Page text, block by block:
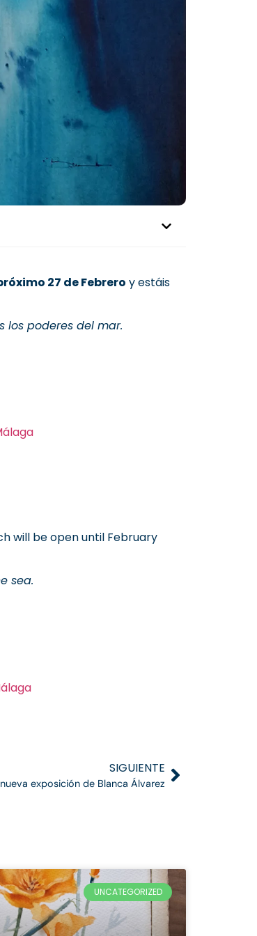
27 de Febrero y estáis
poderes del mar.
will be open until February
sea.
SIGUIENTE
exposición de Blanca Álvarez
UNCATEGORIZED